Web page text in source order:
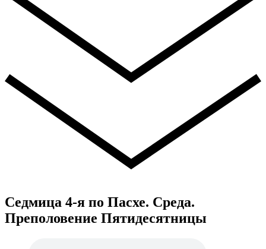
Седмица 4-я по Пасхе. Среда.
Преполовение Пятидесятницы